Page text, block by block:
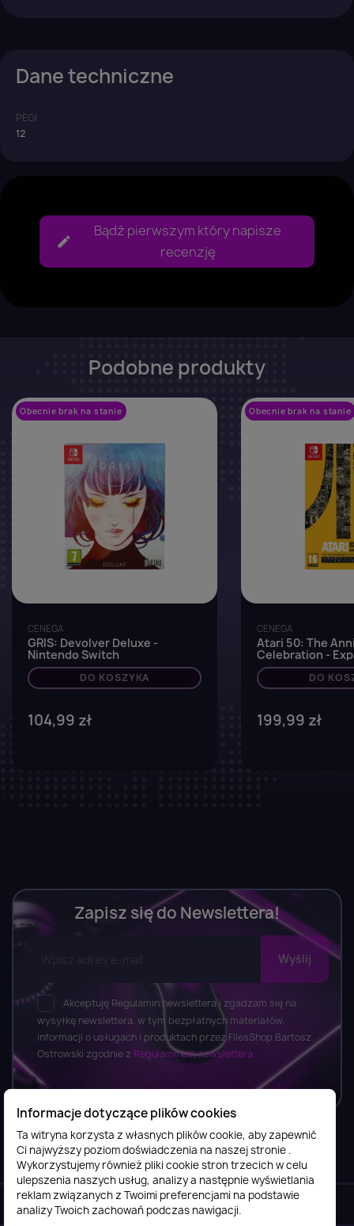
Dane techniczne
PEGI
12
Bądź pierwszym który napisze
recenzję
Podobne produkty
Obecnie brak na stanie
CENEGA
GRIS: Devolver Deluxe -
Nintendo Switch
DO KOSZYKA
104,99 zł
Obecnie brak na stanie
CENEGA
Atari 50: The
Celebration -
Steelbook
Switch DO
199,99 zł
Zapisz się do Newslettera!
Akceptuję Regulamin newslettera i zgadzam się na
wysyłkę newslettera, w tym bezpłatnych materiałów,
informacji o usługach i produktach przez FilesShop Bartosz
Ostrowski zgodnie z Regulaminem newslettera.
Informacje
Obsługa klienta
Informacje dotyczące plików cookies
Ta witryna korzysta z własnych plików cookie, aby zapewnić
Ci najwyższy poziom doświadczenia na naszej stronie .
Wykorzystujemy również pliki cookie stron trzecich w celu
ulepszenia naszych usług, analizy a następnie wyświetlania
reklam związanych z Twoimi preferencjami na podstawie
analizy Twoich zachowań podczas nawigacji.